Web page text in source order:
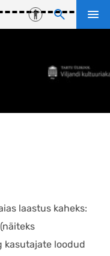
laastus kaheks:
kasutajate loodud